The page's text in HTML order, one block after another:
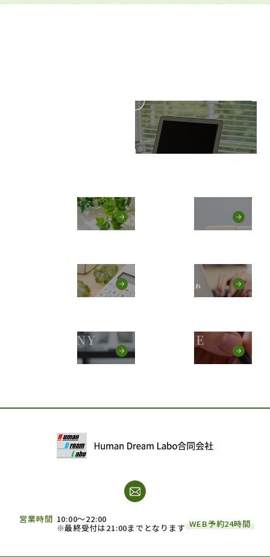
ご利用料金＆ご決済 カウンセリングの流れ
COMPANY RESERVE
営業時間 10:00～22:00
※最終受付は21:00までとなります WEB予約24時間